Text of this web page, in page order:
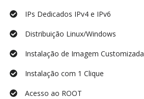
IPs Dedicados IPv4 e IPv6
Distribuição Linux/Windows
Instalação de Imagem Customizada
Instalação com 1 Clique
Acesso ao ROOT